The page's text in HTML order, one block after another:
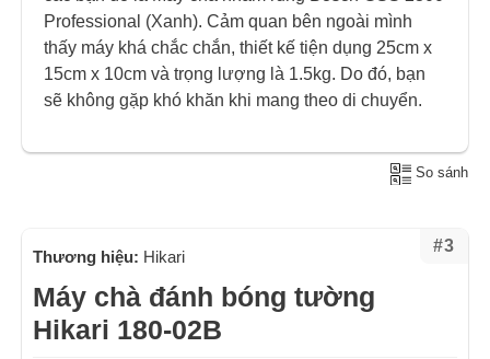
Professional (Xanh). Cảm quan bên ngoài mình
thấy máy khá chắc chắn, thiết kế tiện dụng 25cm x
15cm x 10cm và trọng lượng là 1.5kg. Do đó, bạn
sẽ không gặp khó khăn khi mang theo di chuyển.
So sánh
#3
Thương hiệu: Hikari
Máy chà đánh bóng tường
Hikari 180-02B